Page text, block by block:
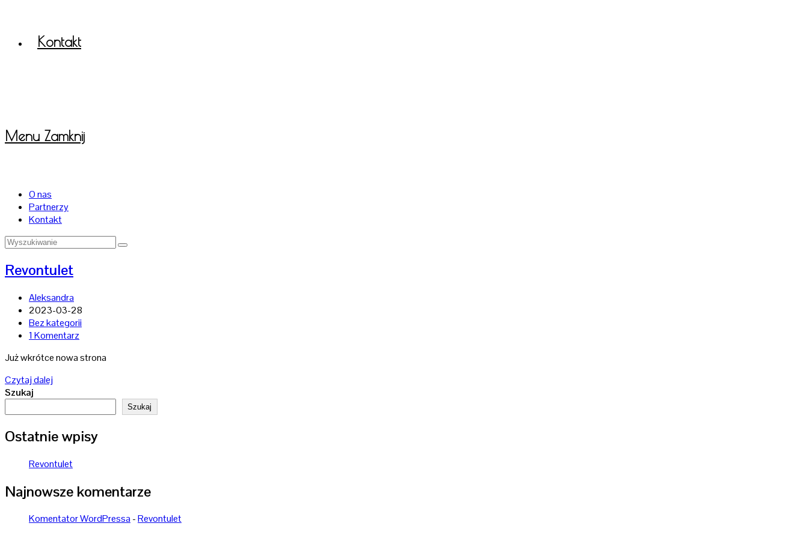
Kontakt
Menu Zamknij
O nas
Partnerzy
Kontakt
Revontulet
Post
author:
Aleksandra
Post
published:
2023-03-28
Post
category:
Bez kategorii
Post
1 Komentarz
Już wkrótce nowa strona
Czytaj dalejRevontulet
Szukaj
Szukaj
Ostatnie wpisy
Revontulet
Najnowsze komentarze
Komentator WordPressa -Revontulet